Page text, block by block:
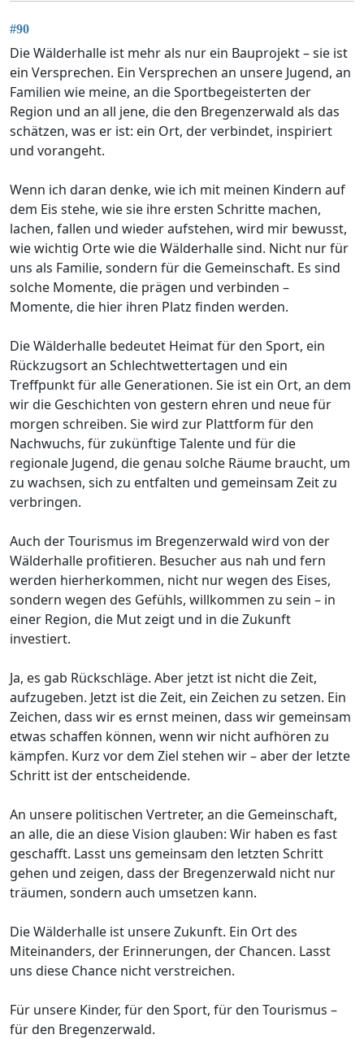
#90
Die Wälderhalle ist mehr als nur ein Bauprojekt – sie ist
ein Versprechen. Ein Versprechen an unsere Jugend, an
Familien wie meine, an die Sportbegeisterten der
Region und an all jene, die den Bregenzerwald als das
schätzen, was er ist: ein Ort, der verbindet, inspiriert
und vorangeht.
Wenn ich daran denke, wie ich mit meinen Kindern auf
dem Eis stehe, wie sie ihre ersten Schritte machen,
lachen, fallen und wieder aufstehen, wird mir bewusst,
wie wichtig Orte wie die Wälderhalle sind. Nicht nur für
uns als Familie, sondern für die Gemeinschaft. Es sind
solche Momente, die prägen und verbinden –
Momente, die hier ihren Platz finden werden.
Die Wälderhalle bedeutet Heimat für den Sport, ein
Rückzugsort an Schlechtwettertagen und ein
Treffpunkt für alle Generationen. Sie ist ein Ort, an dem
wir die Geschichten von gestern ehren und neue für
morgen schreiben. Sie wird zur Plattform für den
Nachwuchs, für zukünftige Talente und für die
regionale Jugend, die genau solche Räume braucht, um
zu wachsen, sich zu entfalten und gemeinsam Zeit zu
verbringen.
Auch der Tourismus im Bregenzerwald wird von der
Wälderhalle profitieren. Besucher aus nah und fern
werden hierherkommen, nicht nur wegen des Eises,
sondern wegen des Gefühls, willkommen zu sein – in
einer Region, die Mut zeigt und in die Zukunft
investiert.
Ja, es gab Rückschläge. Aber jetzt ist nicht die Zeit,
aufzugeben. Jetzt ist die Zeit, ein Zeichen zu setzen. Ein
Zeichen, dass wir es ernst meinen, dass wir gemeinsam
etwas schaffen können, wenn wir nicht aufhören zu
kämpfen. Kurz vor dem Ziel stehen wir – aber der letzte
Schritt ist der entscheidende.
An unsere politischen Vertreter, an die Gemeinschaft,
an alle, die an diese Vision glauben: Wir haben es fast
geschafft. Lasst uns gemeinsam den letzten Schritt
gehen und zeigen, dass der Bregenzerwald nicht nur
träumen, sondern auch umsetzen kann.
Die Wälderhalle ist unsere Zukunft. Ein Ort des
Miteinanders, der Erinnerungen, der Chancen. Lasst
uns diese Chance nicht verstreichen.
Für unsere Kinder, für den Sport, für den Tourismus –
für den Bregenzerwald.